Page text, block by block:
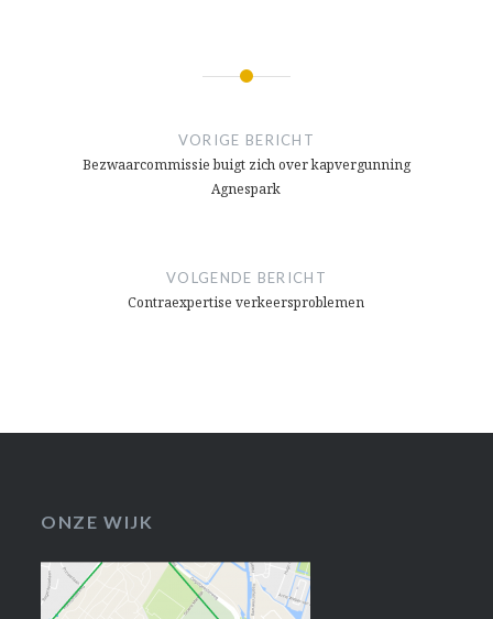
VORIGE BERICHT
Bezwaarcommissie buigt zich over kapvergunning
Agnespark
VOLGENDE BERICHT
Contraexpertise verkeersproblemen
ONZE WIJK